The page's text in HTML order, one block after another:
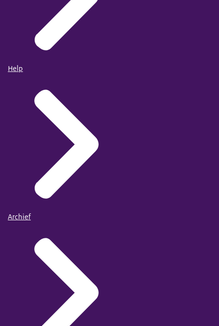
Help
Archief